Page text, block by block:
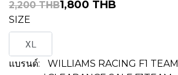
2,200 THB1,800 THB
SIZE
XL
แบรนด์:
WILLIAMS RACING F1 TEAM